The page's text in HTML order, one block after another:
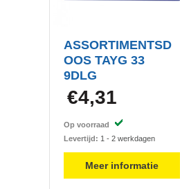
ASSORTIMENTSD
OOS TAYG 33
9DLG
€4,31
Op voorraad
Levertijd: 1 - 2 werkdagen
Meer informatie